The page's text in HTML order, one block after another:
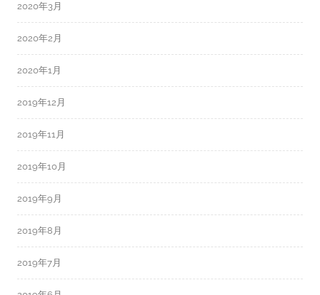
2020年3月
2020年2月
2020年1月
2019年12月
2019年11月
2019年10月
2019年9月
2019年8月
2019年7月